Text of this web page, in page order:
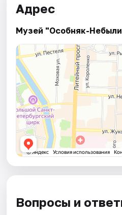
Адрес
Музей "Особняк-
Вопросы и